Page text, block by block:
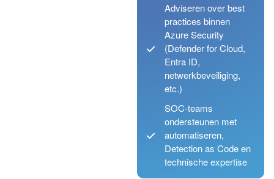
Adviseren over best
practices binnen
Azure Security
(Defender for Cloud,
Entra ID,
netwerkbeveiliging,
etc.)
SOC-teams
ondersteunen met
automatiseren,
Detection as Code en
technische expertise